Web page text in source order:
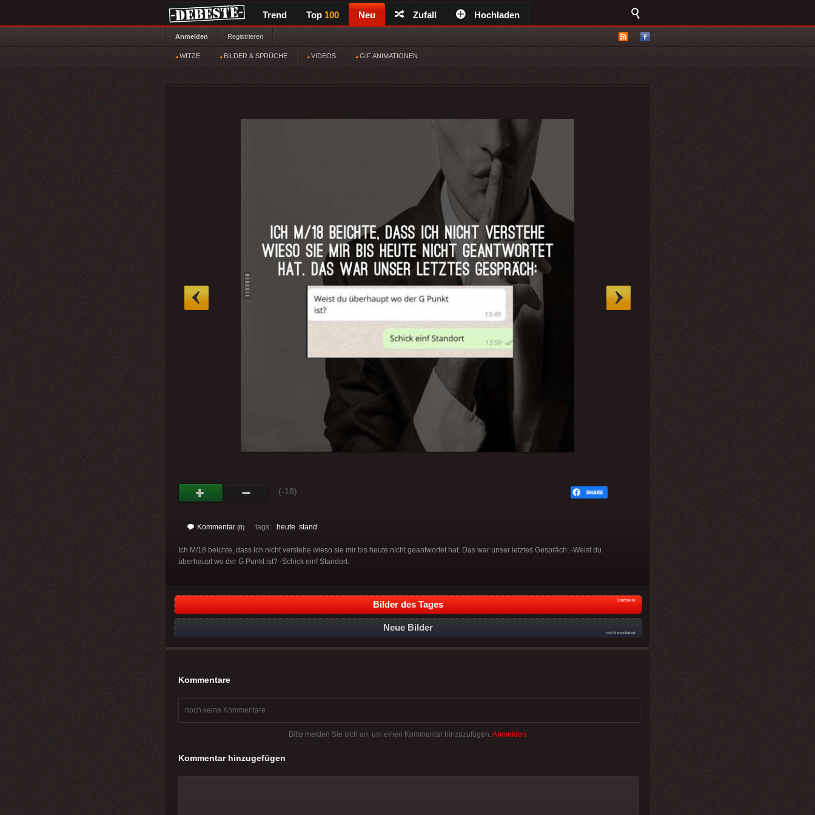
Trend Top 100 Neu Zufall Hochladen
Anmelden Registrieren
WITZE BILDER & SPRÜCHE VIDEOS GIF ANIMATIONEN
(-18)
Kommentar (0) tags: heute stand
Ich M/18 beichte, dass ich nicht verstehe wieso sie mir bis heute nicht geantwortet hat. Das war unser letztes Gespräch: -Weist du
überhaupt wo der G Punkt ist? -Schick einf Standort.
Bilder des Tages Startseite
Neue Bilder
nicht moderiert
Kommentare
noch keine Kommentare
Bitte melden Sie sich an, um einen Kommentar hinzuzufügen. Anmelden
Kommentar hinzugefügen